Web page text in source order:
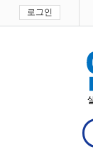
로그인